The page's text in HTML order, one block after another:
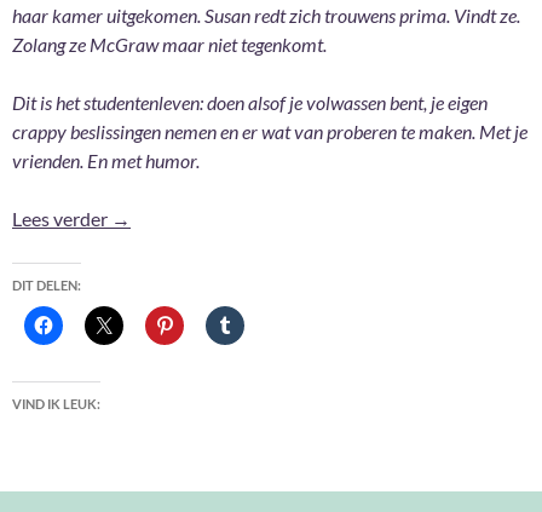
haar kamer uitgekomen. Susan redt zich trouwens prima. Vindt ze.
Zolang ze McGraw maar niet tegenkomt.
Dit is het studentenleven: doen alsof je volwassen bent, je eigen
crappy beslissingen nemen en er wat van proberen te maken. Met je
vrienden. En met humor.
Lees verder Nieuwe vrienden – Allison + Treiman + Sarin + Cogar
→
DIT DELEN:
VIND IK LEUK: